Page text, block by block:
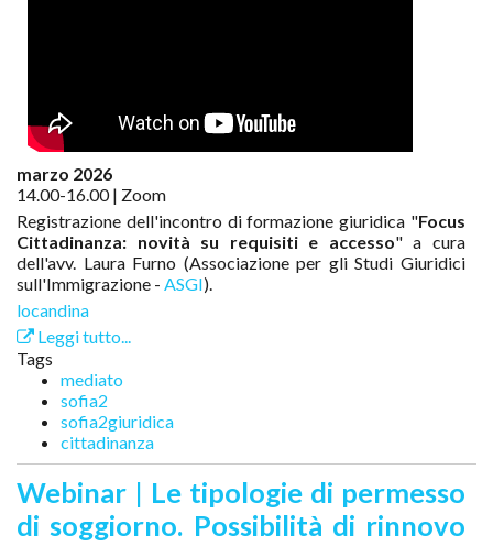
marzo 2026
14.00-16.00 | Zoom
Registrazione dell'incontro di formazione giuridica "Focus
Cittadinanza: novità su requisiti e accesso" a cura
dell'avv. Laura Furno (Associazione per gli Studi Giuridici
sull'Immigrazione - ASGI).
locandina
Leggi tutto...
Tags
mediato
sofia2
sofia2giuridica
cittadinanza
Webinar | Le tipologie di permesso
di soggiorno. Possibilità di rinnovo